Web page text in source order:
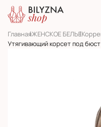
ГлавнаяЖЕНСКОЕ БЕЛЬЕ
Утягивающий корсет под